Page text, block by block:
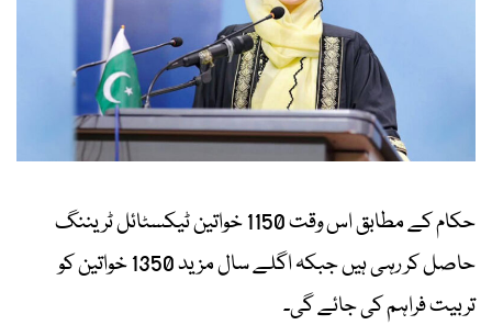
حکام کے مطابق اس وقت 1150 خواتین ٹیکسٹائل ٹریننگ
حاصل کر رہی ہیں جبکہ اگلے سال مزید 1350 خواتین کو
تربیت فراہم کی جائے گی۔